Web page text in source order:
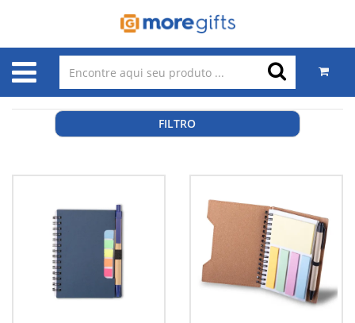
FILTRO